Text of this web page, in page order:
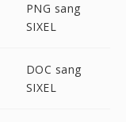
PNG sang
SIXEL
DOC sang
SIXEL